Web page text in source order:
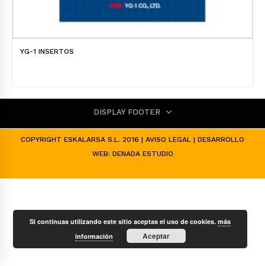
YG-1 INSERTOS
DISPLAY FOOTER
COPYRIGHT ESKALARSA S.L. 2016 | AVISO LEGAL | DESARROLLO
WEB: DENADA ESTUDIO
Si continuas utilizando este sitio aceptas el uso de cookies.más
información
Aceptar